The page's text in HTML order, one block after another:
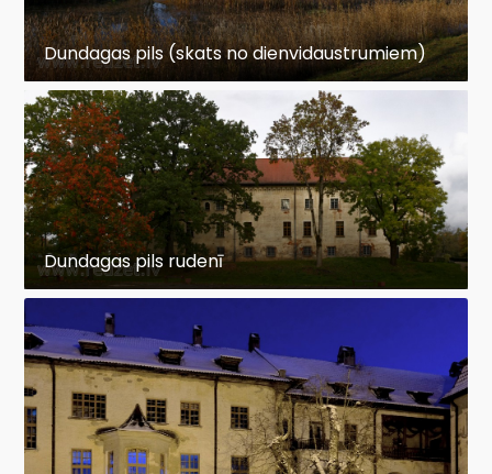
Dundagas pils (skats no dienvidaustrumiem)
Dundagas pils rudenī